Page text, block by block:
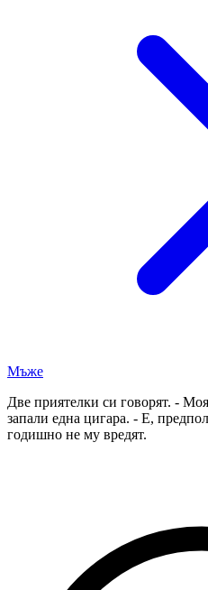
Мъже
Две приятелки си говорят. -
запали една цигара. - Е,
годишно не му вредят.